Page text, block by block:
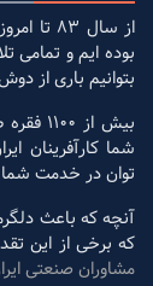
از سال
بوده ایم و تمامی
بتوانیم باری از
بیش
شما کارآفرینان
توان در خدمت
آنچه که باعث
که برخی از این
مشاوران صنعتی